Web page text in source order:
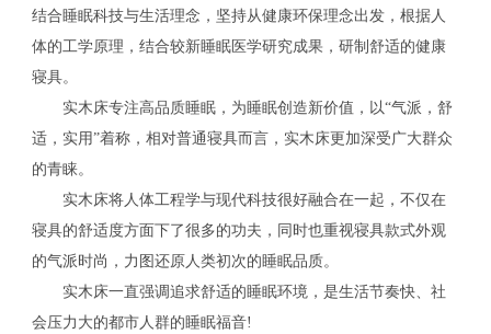
结合睡眠科技与生活理念，坚持从健康环保理念出发，根据人
体的工学原理，结合较新睡眠医学研究成果，研制舒适的健康
寝具。
实木床专注高品质睡眠，为睡眠创造新价值，以“气派，舒
适，实用”着称，相对普通寝具而言，实木床更加深受广大群众
的青睐。
实木床将人体工程学与现代科技很好融合在一起，不仅在
寝具的舒适度方面下了很多的功夫，同时也重视寝具款式外观
的气派时尚，力图还原人类初次的睡眠品质。
实木床一直强调追求舒适的睡眠环境，是生活节奏快、社
会压力大的都市人群的睡眠福音!